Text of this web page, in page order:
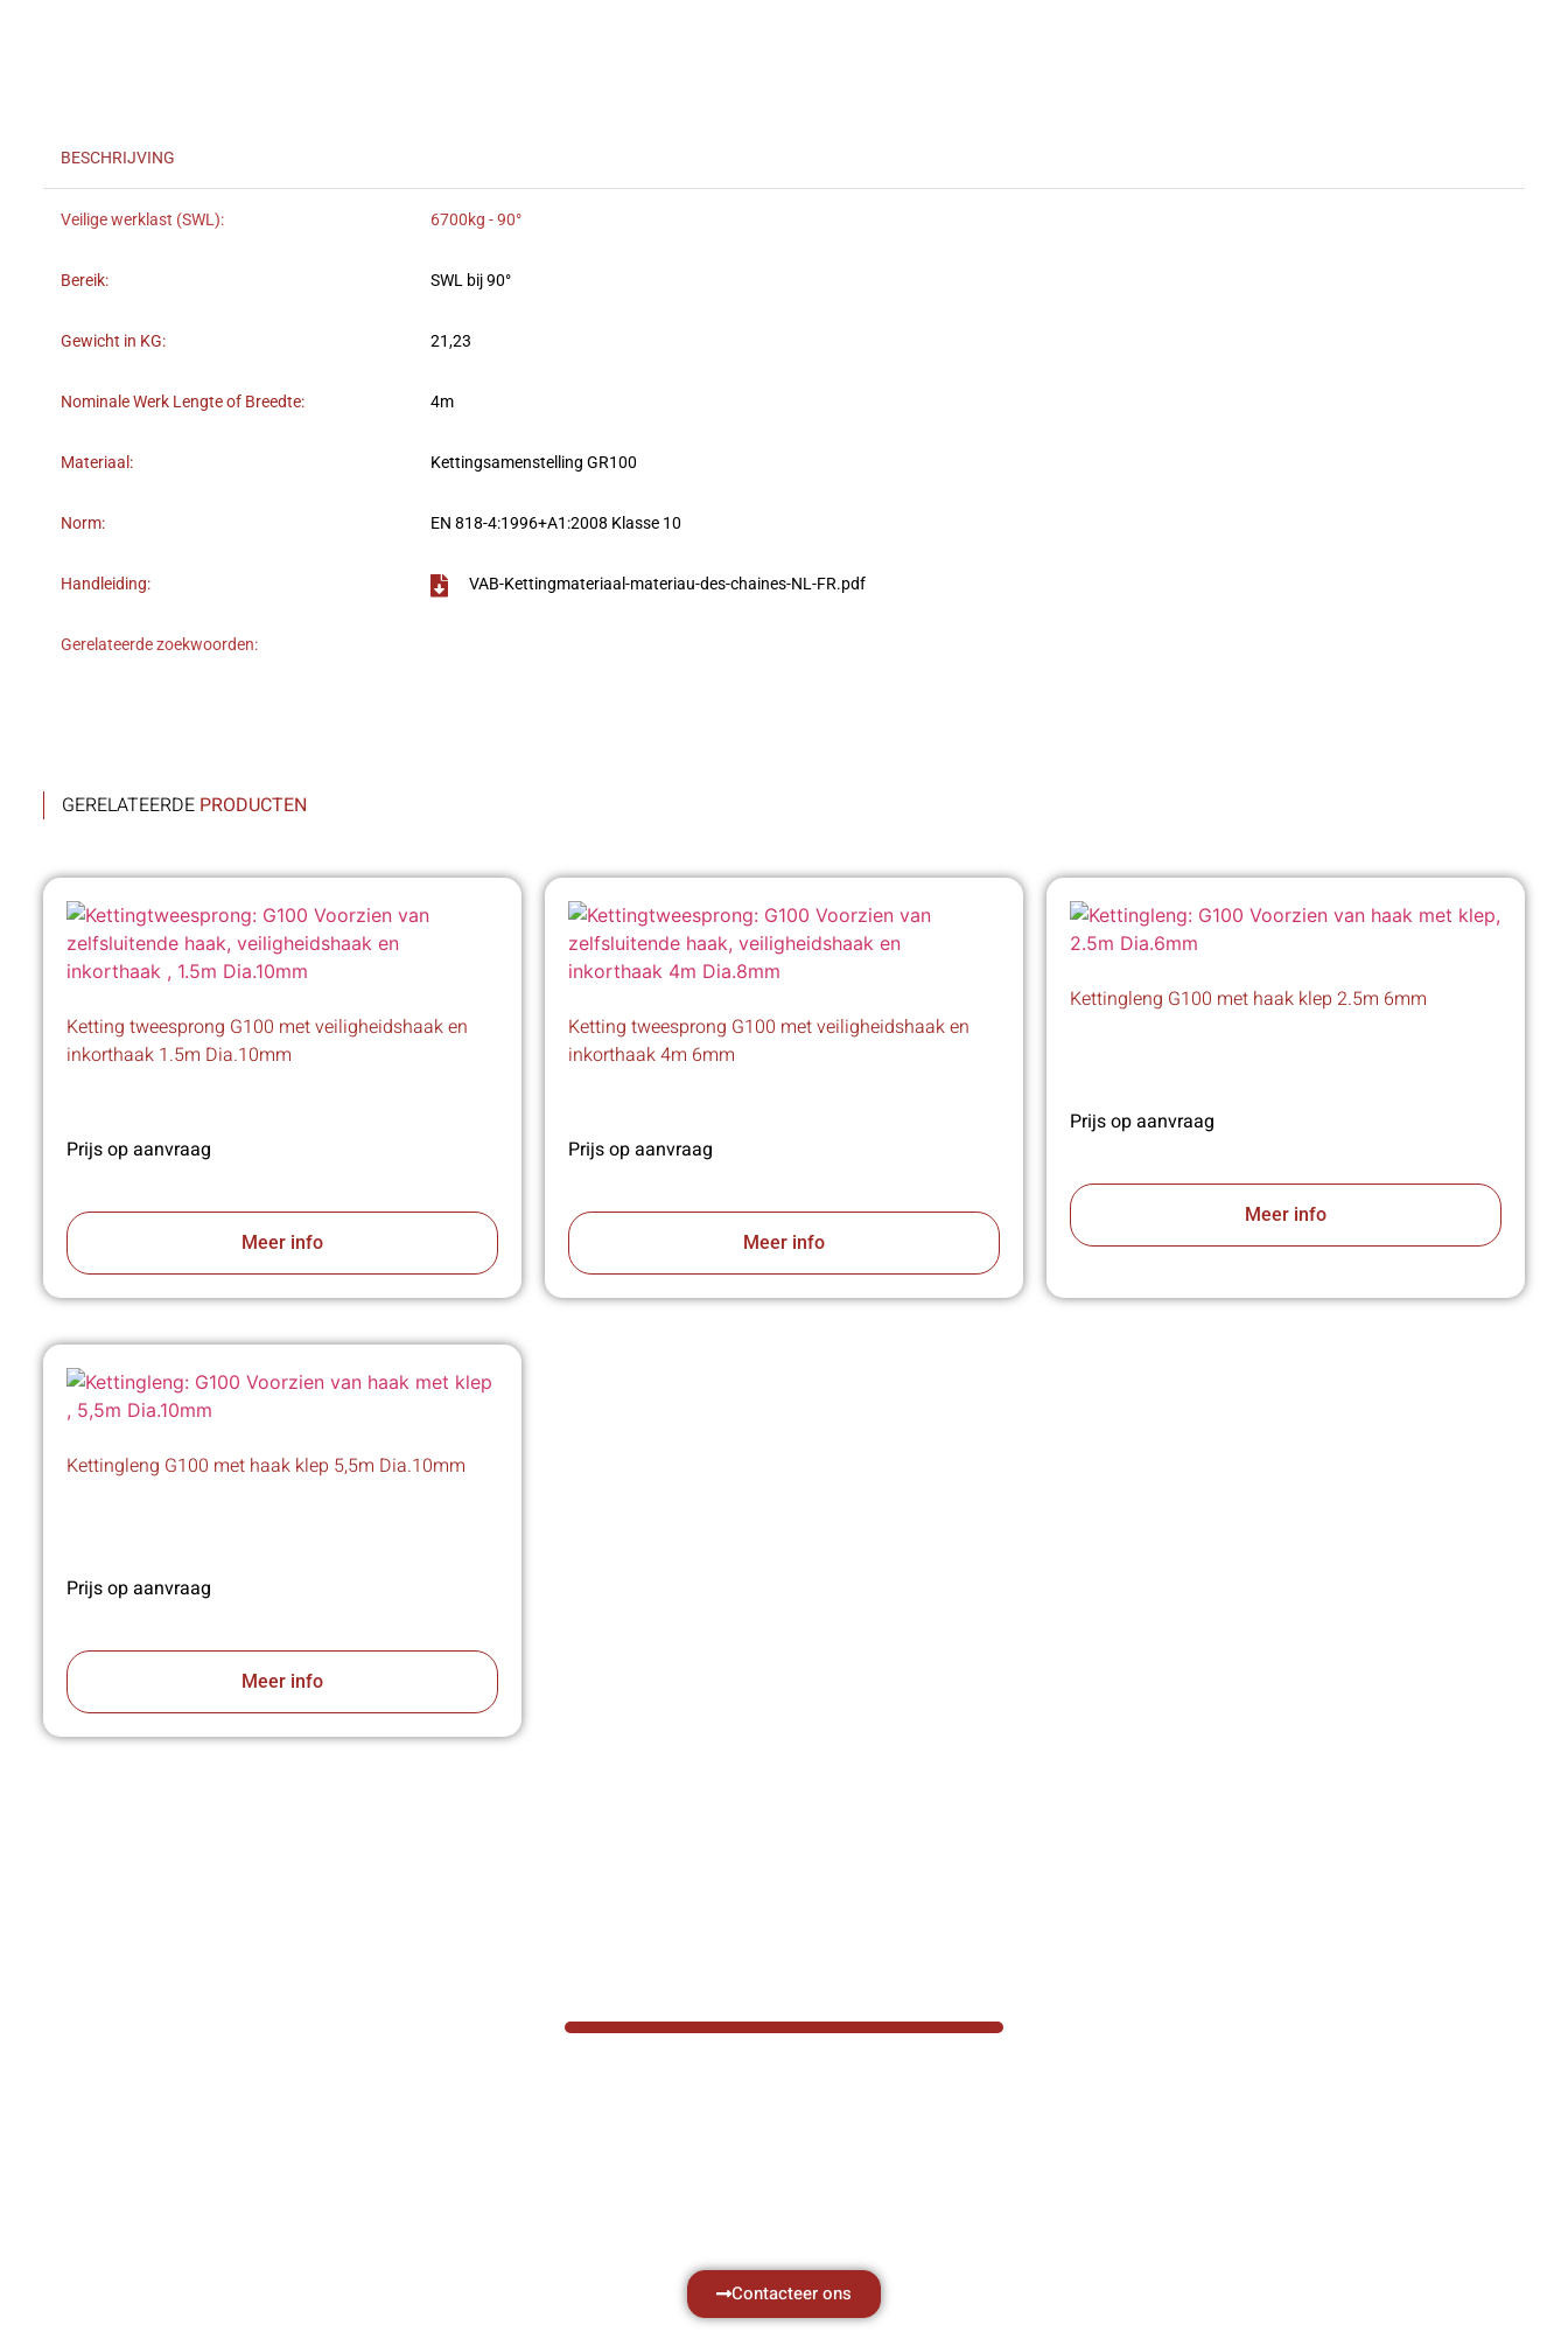
BESCHRIJVING
Veilige werklast (SWL): 6700kg - 90°
Bereik: SWL bij 90°
Gewicht in KG: 21,23
Nominale Werk Lengte of Breedte: 4m
Materiaal: Kettingsamenstelling GR100
Norm: EN 818-4:1996+A1:2008 Klasse 10
Handleiding: VAB-Kettingmateriaal-materiau-des-chaines-NL-FR.pdf
Gerelateerde zoekwoorden:
GERELATEERDE PRODUCTEN
Ketting tweesprong G100 met veiligheidshaak en
inkorthaak 1.5m Dia.10mm
Prijs op aanvraag
Meer info
Ketting tweesprong G100 met veiligheidshaak en
inkorthaak 4m 6mm
Prijs op aanvraag
Meer info
Kettingleng G100 met haak klep 2.5m 6mm
Prijs op aanvraag
Meer info
Kettingleng G100 met haak klep 5,5m Dia.10mm
Prijs op aanvraag
Meer info
Contacteer ons